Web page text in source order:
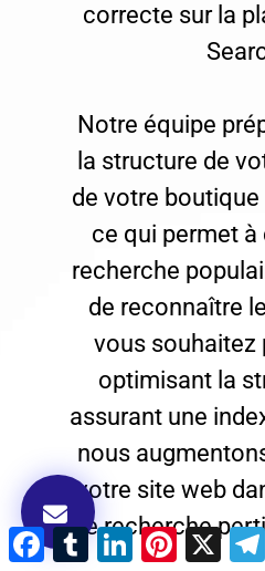
correcte sur la
Notre équipe
la structure de
de votre boutique
ce qui permet
recherche
de reconnaître
vous souhaitez
optimisant la
assurant une
nous
votre site web
de recherche
Facebook
TumblrLinkedInPinterest
X